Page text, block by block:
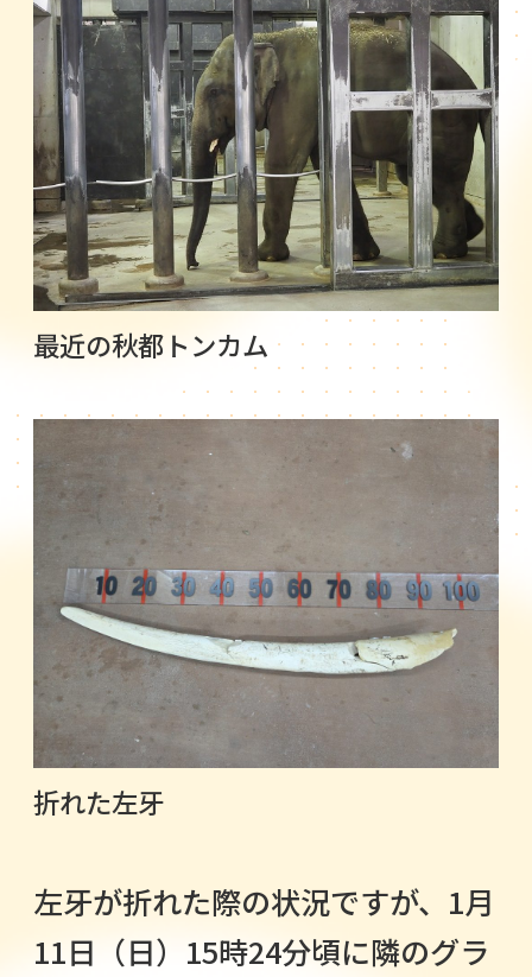
最近の秋都トンカム
折れた左牙
左牙が折れた際の状況ですが、1月
11日（日）15時24分頃に隣のグラ